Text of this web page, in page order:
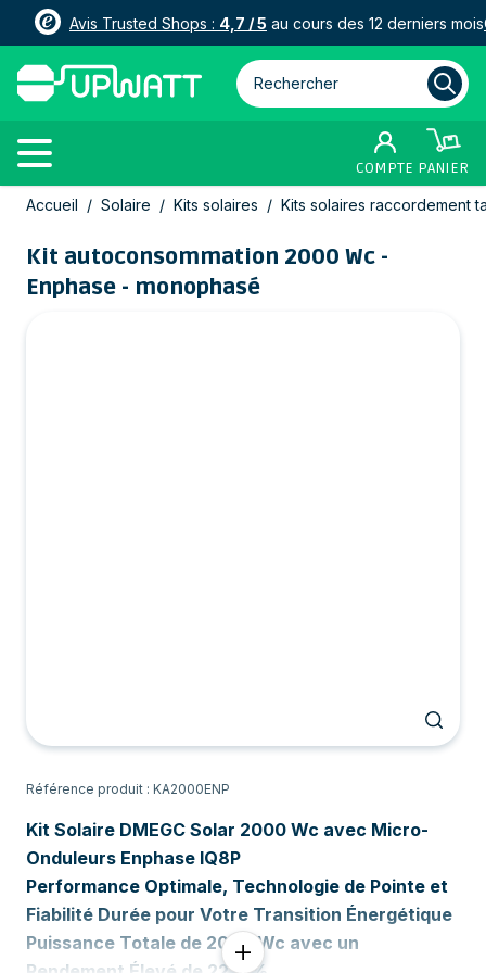
Avis Trusted Shops : 4,7 / 5 au cours des 12 derniers mois
Rechercher parmi plus de
COMPTE PANIER
Allez au contenu
Accueil / Solaire / Kits solaires / Kits solaires raccordement
Kit autoconsommation 2000 Wc -
Enphase - monophasé
Référence produit : KA2000ENP
Kit Solaire DMEGC Solar 2000 Wc avec Micro-
Onduleurs Enphase IQ8P
Performance Optimale, Technologie de Pointe et
Fiabilité Durée pour Votre Transition Énergétique
Puissance Totale de 2000 Wc avec un